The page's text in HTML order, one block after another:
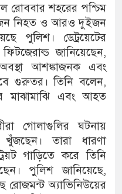
রোববার শহরের পশ্চিম
নিহত ও আরও দুইজন
পুলিশ। ডেট্রয়েটের
জানিয়েছেন,
আশঙ্কাজনক এবং
গুরুতর। তিনি বলেন,
এবং আহত
গোলাগুলির ঘটনায়
তারা ধারণা
গাড়িতে করে তিনি
পুলিশ জানিয়েছে,
রোজমন্ট অ্যাভিনিউয়ের